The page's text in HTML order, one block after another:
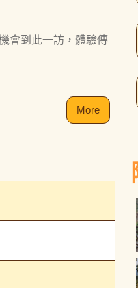
會到此一訪，體驗傳
More